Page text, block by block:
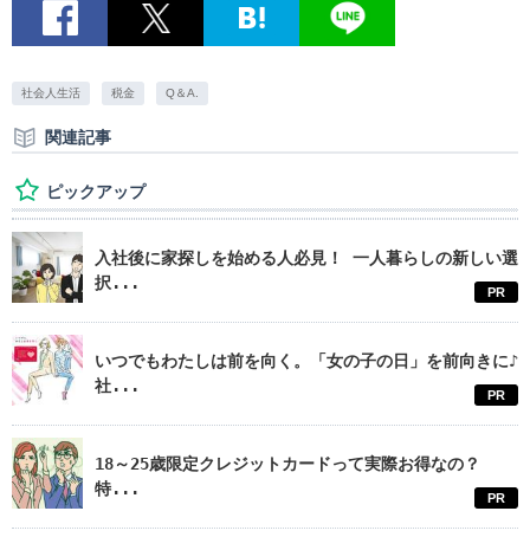
社会人生活 税金 Q＆A.
関連記事
ピックアップ
入社後に家探しを始める人必見！ 一人暮らしの新しい選
択...
PR
いつでもわたしは前を向く。「女の子の日」を前向きに♪
社...
PR
18～25歳限定クレジットカードって実際お得なの？
特...
PR